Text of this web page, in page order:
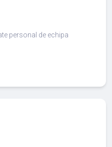
personal de echipa